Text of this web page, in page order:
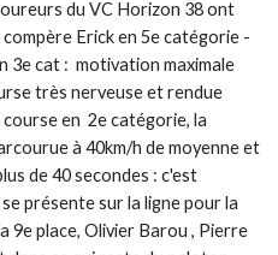
du VC Horizon 38 ont
Erick en 5e catégorie -
3e cat : motivation maximale
très nerveuse et rendue
en 2e catégorie, la
à 40km/h de moyenne et
de 40 secondes : c'est
présente sur la ligne pour la
9e place, Olivier Barou , Pierre